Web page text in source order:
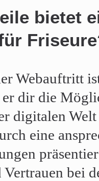
bietet
Webauftritt
er dir die
digitalen
eine
Vertrauen bei